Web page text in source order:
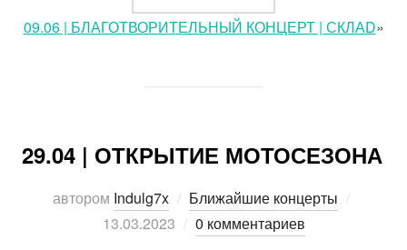
09.06 | БЛАГОТВОРИТЕЛЬНЫЙ КОНЦЕРТ | СКЛАD»
29.04 | ОТКРЫТИЕ МОТОСЕЗОНА
автором Indulg7x Ближайшие концерты
13.03.2023
0 комментариев